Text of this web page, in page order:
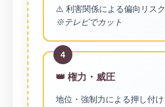
⚠️ 利害関係による偏向リスク
※テレビでカット
4
👑 権力・威圧
地位・強制力による押し付け